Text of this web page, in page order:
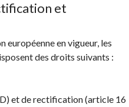
et
en vigueur, les
des droits suivants :
et de rectification (article 16